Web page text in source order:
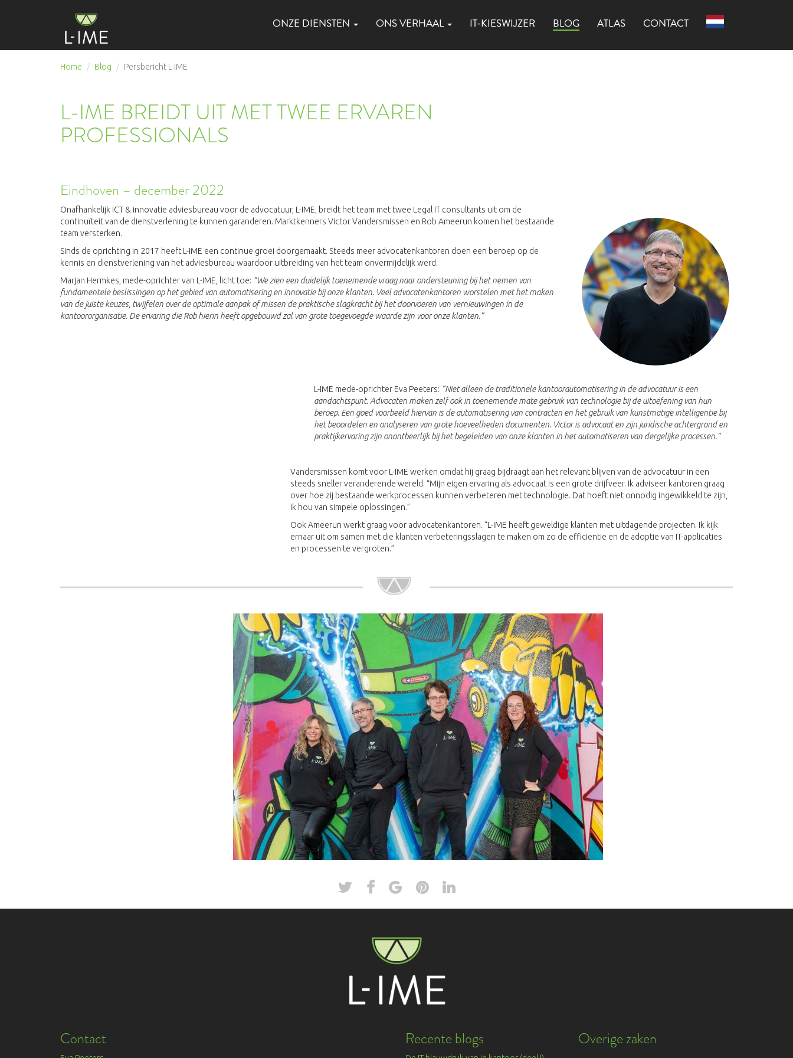
ONZE DIENSTEN ONS VERHAAL IT-KIESWIJZER BLOG(CURRENT)
ATLAS CONTACT
Home Blog Persbericht L-IME
L-IME BREIDT UIT MET TWEE ERVAREN
PROFESSIONALS
Eindhoven – december 2022
Onafhankelijk ICT & innovatie adviesbureau voor de advocatuur, L-IME, breidt het team met twee Legal IT consultants uit om de
continuïteit van de dienstverlening te kunnen garanderen. Marktkenners Victor Vandersmissen en Rob Ameerun komen het bestaande
team versterken.
Sinds de oprichting in 2017 heeft L-IME een continue groei doorgemaakt. Steeds meer advocatenkantoren doen een beroep op de
kennis en dienstverlening van het adviesbureau waardoor uitbreiding van het team onvermijdelijk werd.
Marjan Hermkes, mede-oprichter van L-IME, licht toe: ”We zien een duidelijk toenemende vraag naar ondersteuning bij het nemen van
fundamentele beslissingen op het gebied van automatisering en innovatie bij onze klanten. Veel advocatenkantoren worstelen met het maken
van de juiste keuzes, twijfelen over de optimale aanpak of missen de praktische slagkracht bij het doorvoeren van vernieuwingen in de
kantoororganisatie. De ervaring die Rob hierin heeft opgebouwd zal van grote toegevoegde waarde zijn voor onze klanten.”
L-IME mede-oprichter Eva Peeters: “Niet alleen de traditionele kantoorautomatisering in de advocatuur is een
aandachtspunt. Advocaten maken zelf ook in toenemende mate gebruik van technologie bij de uitoefening van hun
beroep. Een goed voorbeeld hiervan is de automatisering van contracten en het gebruik van kunstmatige intelligentie bij
het beoordelen en analyseren van grote hoeveelheden documenten. Victor is advocaat en zijn juridische achtergrond en
praktijkervaring zijn onontbeerlijk bij het begeleiden van onze klanten in het automatiseren van dergelijke processen.”
Vandersmissen komt voor L-IME werken omdat hij graag bijdraagt aan het relevant blijven van de advocatuur in een
steeds sneller veranderende wereld. “Mijn eigen ervaring als advocaat is een grote drijfveer. Ik adviseer kantoren graag
over hoe zij bestaande werkprocessen kunnen verbeteren met technologie. Dat hoeft niet onnodig ingewikkeld te zijn,
ik hou van simpele oplossingen.”
Ook Ameerun werkt graag voor advocatenkantoren. “L-IME heeft geweldige klanten met uitdagende projecten. Ik kijk
ernaar uit om samen met die klanten verbeteringsslagen te maken om zo de efficiëntie en de adoptie van IT-applicaties
en processen te vergroten.”
Contact Recente blogs Overige zaken